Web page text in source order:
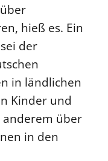
hieß es. Ein
der
in ländlichen
Kinder und
anderem über
in den